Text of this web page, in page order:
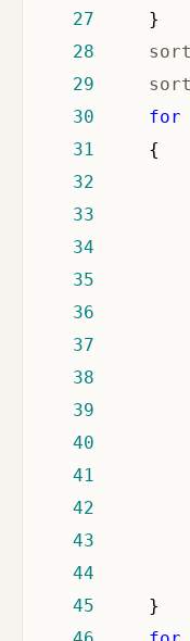
27
28
29
30
for
31
32
33
34
35
36
37
38
39
40
41
42
43
44
45